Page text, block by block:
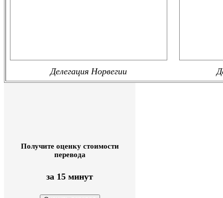
Делегация Норвегии
Получите оценку стоимости
перевода
за 15 минут